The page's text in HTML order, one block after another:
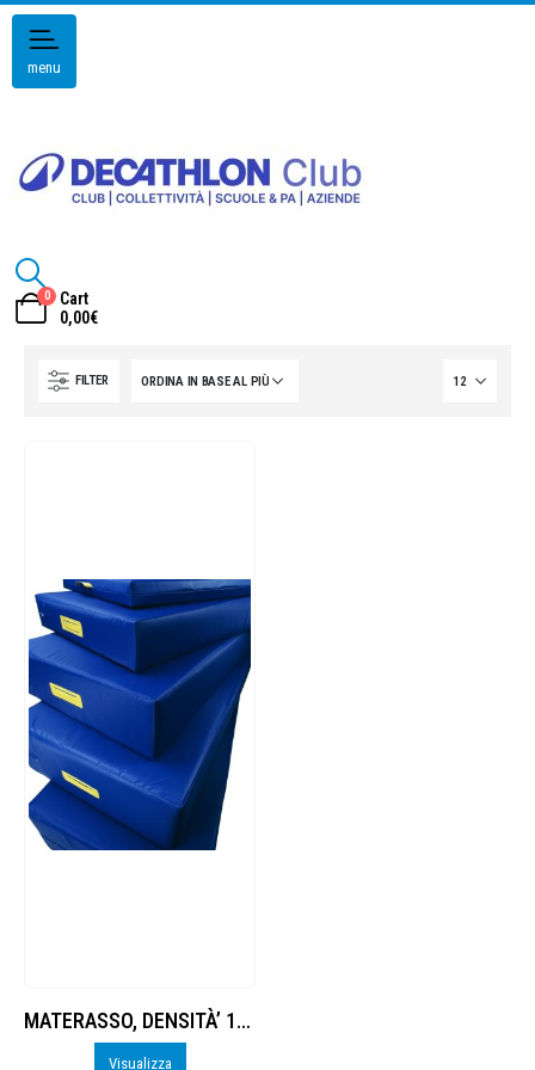
menu
0
Cart
0,00€
FILTER
MATERASSO, DENSITÀ’ 16, FONDO ANTISCIVOLO
Visualizza